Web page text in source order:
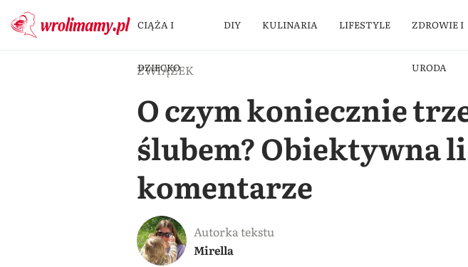
CIĄŻA I
DZIECKO
DIY KULINARIA LIFESTYLE ZDROWIE I
URODA
ZWIĄZEK
O czym koniecznie
ślubem? Obiektywna
komentarze
Autorka tekstu
Mirella